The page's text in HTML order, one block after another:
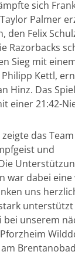
sich
Palmer
den Felix
Razorbacks
Sieg mit
Kettl,
Hinz. Das
einer 21:42-
das
und
war dabei
uns
bei unserem